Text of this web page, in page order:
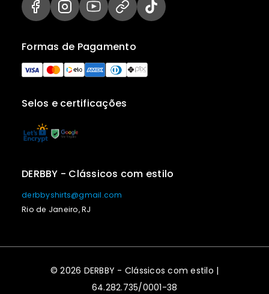
Selos e certificações
Formas de Pagamento
DERBBY - Clássicos com estilo
derbbyshirts@gmail.com
Rio de Janeiro, RJ
© 2026 DERBBY - Clássicos com estilo |
64.282.735/0001-38